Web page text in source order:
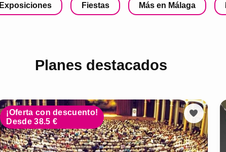
Exposiciones Fiestas Más en Málaga
Planes destacados
¡Oferta con descuento!
Desde 38.5 €